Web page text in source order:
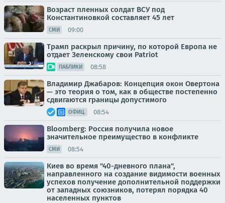
Возраст пленных солдат ВСУ под
Константиновкой составляет 45 лет
СМИ 09:00
Трамп раскрыл причину, по которой Европа не
отдает Зеленскому свои Patriot
ПАБЛИКИ 08:58
Владимир Джабаров: Концепция окон Овертона
— это теория о том, как в обществе постепенно
сдвигаются границы допустимого
ОФИЦ. 08:54
Bloomberg: Россия получила новое
значительное преимущество в конфликте
СМИ 08:54
Киев во время "40-дневного плана",
направленного на создание видимости военных
успехов получение дополнительной поддержки
от западных союзников, потерял порядка 40
населенных пунктов